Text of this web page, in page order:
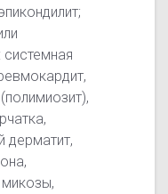
дерматит,